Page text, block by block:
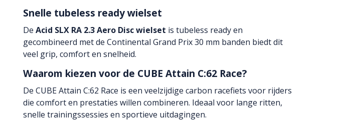
Snelle tubeless ready wielset
De Acid SLX RA 2.3 Aero Disc wielset is tubeless ready en
gecombineerd met de Continental Grand Prix 30 mm banden biedt dit
veel grip, comfort en snelheid.
Waarom kiezen voor de CUBE Attain C:62 Race?
De CUBE Attain C:62 Race is een veelzijdige carbon racefiets voor rijders
die comfort en prestaties willen combineren. Ideaal voor lange ritten,
snelle trainingssessies en sportieve uitdagingen.